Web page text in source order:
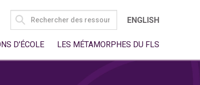
SEARCH
FOR:
ENGLISH
D'ÉCOLE LES MÉTAMORPHES DU FLS